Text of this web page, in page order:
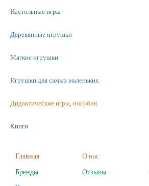
Настольные игры
Деревянные игрушки
Мягкие игрушки
Игрушки для самых маленьких
Дидактические игры, пособия
Книги
Фигурки
Главная О нас
Бренды
Отзывы